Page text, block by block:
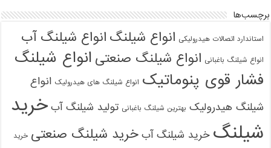
برچسب‌ها
استاندارد اتصالات هیدرولیکی انواع شیلنگ انواع شیلنگ آب
انواع شیلنگ باغبانی انواع شیلنگ صنعتی انواع شیلنگ
فشار قوی پنوماتیک انواع شیلنگ های هیدرولیک انواع
شیلنگ هیدرولیک بهترین شیلنگ باغبانی تولید شیلنگ آب خرید
شیلنگ خرید شیلنگ آب خرید شیلنگ صنعتی خرید